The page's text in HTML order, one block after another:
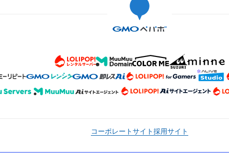
コーポレートサイト採用サイト